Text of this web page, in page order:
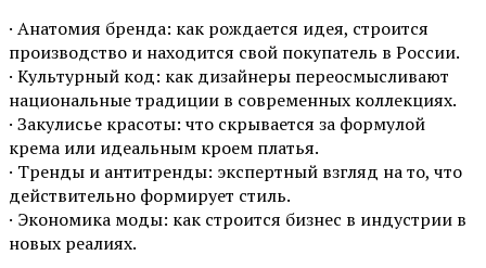
· Анатомия бренда: как рождается идея, строится
производство и находится свой покупатель в России.
· Культурный код: как дизайнеры переосмысливают
национальные традиции в современных коллекциях.
· Закулисье красоты: что скрывается за формулой
крема или идеальным кроем платья.
· Тренды и антитренды: экспертный взгляд на то, что
действительно формирует стиль.
· Экономика моды: как строится бизнес в индустрии в
новых реалиях.